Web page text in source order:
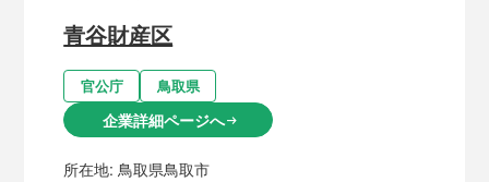
青谷財産区
官公庁 鳥取県
企業詳細ページへarrow_right_alt
所在地:鳥取県鳥取市